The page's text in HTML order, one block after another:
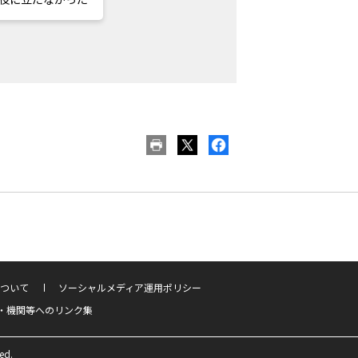
いて
ソーシャルメディア運用ポリシー
機関等へのリンク集